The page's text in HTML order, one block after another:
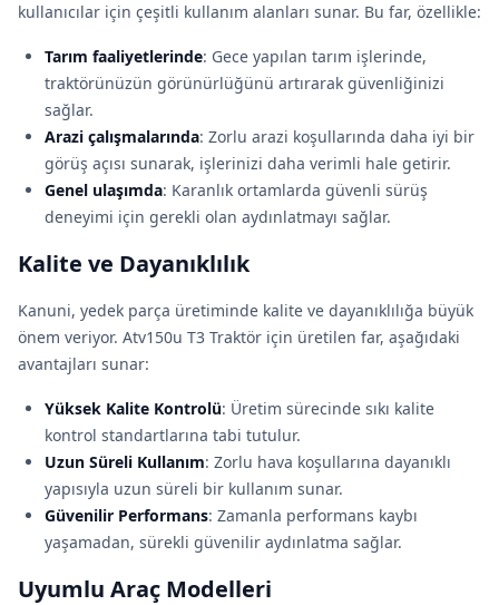
kullanıcılar için çeşitli kullanım alanları sunar. Bu far, özellikle:
Tarım faaliyetlerinde: Gece yapılan tarım işlerinde,
traktörünüzün görünürlüğünü artırarak güvenliğinizi
sağlar.
Arazi çalışmalarında: Zorlu arazi koşullarında daha iyi bir
görüş açısı sunarak, işlerinizi daha verimli hale getirir.
Genel ulaşımda: Karanlık ortamlarda güvenli sürüş
deneyimi için gerekli olan aydınlatmayı sağlar.
Kalite ve Dayanıklılık
Kanuni, yedek parça üretiminde kalite ve dayanıklılığa büyük
önem veriyor. Atv150u T3 Traktör için üretilen far, aşağıdaki
avantajları sunar:
Yüksek Kalite Kontrolü: Üretim sürecinde sıkı kalite
kontrol standartlarına tabi tutulur.
Uzun Süreli Kullanım: Zorlu hava koşullarına dayanıklı
yapısıyla uzun süreli bir kullanım sunar.
Güvenilir Performans: Zamanla performans kaybı
yaşamadan, sürekli güvenilir aydınlatma sağlar.
Uyumlu Araç Modelleri